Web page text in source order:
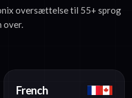
oversættelse til 55+ sprog
over.
French